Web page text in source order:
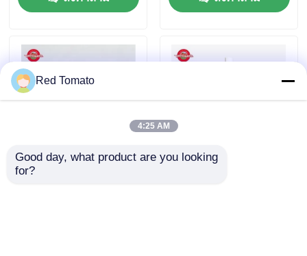
บ้าน
สินค้าปลีกพรีเมียร์ สตาร์ท
Red Tomato
4:25 AM
Good day, what product are you looking
for?